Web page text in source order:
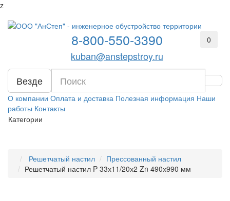
z
8-800-550-3390
kuban@anstepstroy.ru
0
Везде
О компании Оплата и доставка Полезная информация Наши
работы Контакты
Категории
Решетчатый настил
Прессованный настил
Решетчатый настил P 33х11/20х2 Zn 490х990 мм